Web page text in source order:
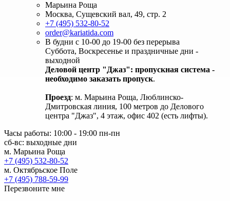
Марьина Роща
Москва, Сущевский вал, 49, стр. 2
+7 (495) 532-80-52
order@kariatida.com
В будни с 10-00 до 19-00 без перерыва
Суббота, Воскресенье и праздничные дни -
выходной
Деловой центр "Джаз": пропускная система -
необходимо заказать пропуск.
Проезд: м. Марьина Роща, Люблинско-
Дмитровская линия, 100 метров до Делового
центра "Джаз", 4 этаж, офис 402 (есть лифты).
Часы работы: 10:00 - 19:00 пн-пн
сб-вс: выходные дни
м. Марьина Роща
+7 (495) 532-80-52
м. Октябрьское Поле
+7 (495) 788-59-99
Перезвоните мне